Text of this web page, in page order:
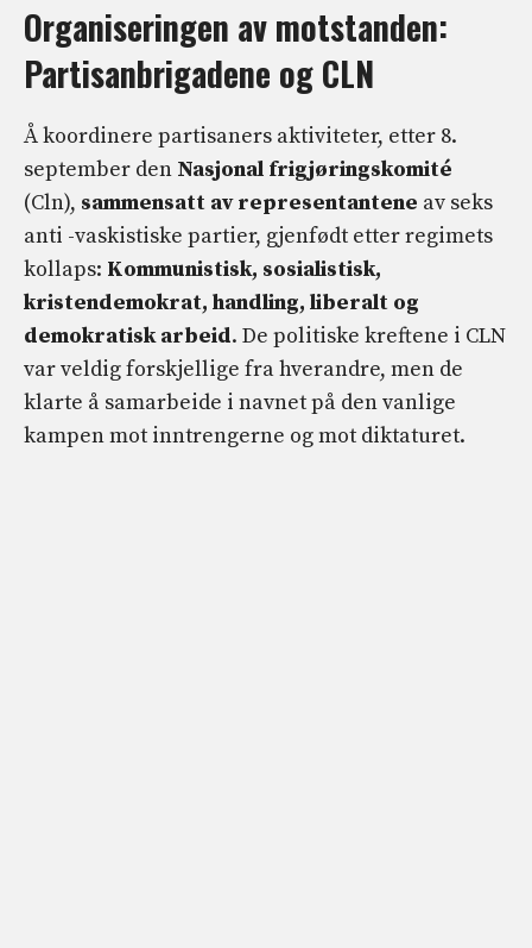
Organiseringen av motstanden:
Partisanbrigadene og CLN
Å koordinere partisaners aktiviteter, etter 8.
september den Nasjonal frigjøringskomité
(Cln), sammensatt av representantene av seks
anti -vaskistiske partier, gjenfødt etter regimets
kollaps: Kommunistisk, sosialistisk,
kristendemokrat, handling, liberalt og
demokratisk arbeid. De politiske kreftene i CLN
var veldig forskjellige fra hverandre, men de
klarte å samarbeide i navnet på den vanlige
kampen mot inntrengerne og mot diktaturet.